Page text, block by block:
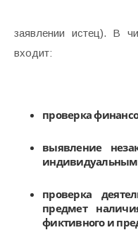
заявлении истец). В
входит:
проверка
выявление
проверка
предмет
фиктивного и